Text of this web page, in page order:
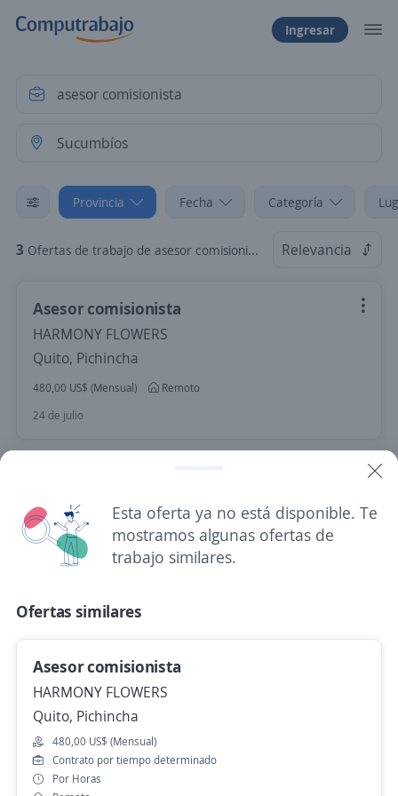
Ingresar
Provincia Fecha Categoría
3 Ofertas de trabajo de asesor comisionista en Sucumbíos Relevancia
Asesor comisionista
HARMONY FLOWERS
Quito, Pichincha
480,00 US$ (Mensual)
Remoto
24 de julio
Ya viste todas las ofertas de "asesor comisionista"
Estas opciones también podrían interesarte
Se precisa Urgente Empleo destacado
SILVA CUJANO BERTHA CECILIA
Quito, Pichincha
480,00 US$ (Mensual)
Remoto
Hace 5 días
Asesor Comercial de Cobertura
Ya Ganaste
Esta oferta ya no está disponible. Te
mostramos algunas ofertas de
trabajo similares.
Ofertas similares
Asesor comisionista
HARMONY FLOWERS
Quito, Pichincha
480,00 US$ (Mensual)
Contrato por tiempo determinado
Por Horas